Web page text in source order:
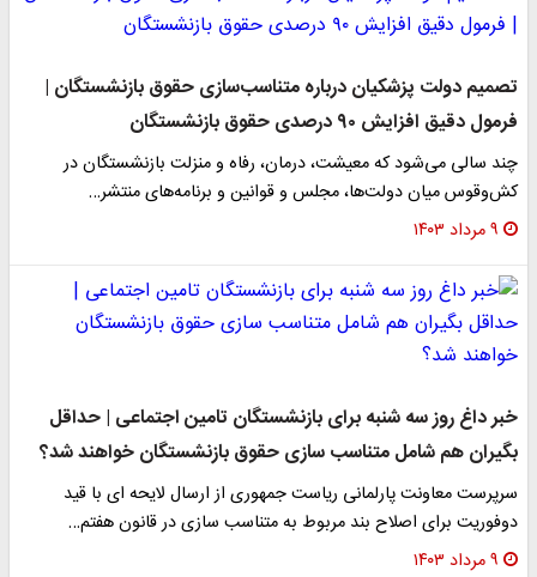
تصمیم دولت پزشکیان درباره متناسب‌سازی حقوق بازنشستگان |
فرمول دقیق افزایش ۹۰ درصدی حقوق بازنشستگان
چند سالی می‌شود که معیشت، ‌درمان، رفاه و منزلت بازنشستگان در
کش‌وقوس میان دولت‌ها، مجلس و قوانین و برنامه‌های منتشر…
۹ مرداد ۱۴۰۳
خبر داغ روز سه شنبه برای بازنشستگان تامین اجتماعی | حداقل
بگیران هم شامل متناسب سازی حقوق بازنشستگان خواهند شد؟
سرپرست معاونت پارلمانی ریاست جمهوری از ارسال لایحه ای با قید
دوفوریت برای اصلاح بند مربوط به متناسب سازی در قانون هفتم…
۹ مرداد ۱۴۰۳